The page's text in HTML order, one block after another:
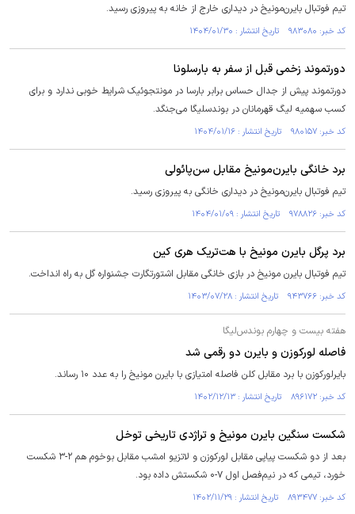
تیم فوتبال بایرن‌مونیخ در دیداری خارج از خانه به پیروزی رسید.
کد خبر: ۹۸۳۰۸۰ تاریخ انتشار : ۱۴۰۴/۰۱/۳۰
دورتموند زخمی قبل از سفر به بارسلونا
دورتموند پیش از جدال حساس برابر بارسا در مونتجوئیک شرایط خوبی ندارد و برای
کسب سهمیه لیگ قهرمانان در بوندسلیگا می‌جنگد.
کد خبر: ۹۸۰۱۵۷ تاریخ انتشار : ۱۴۰۴/۰۱/۱۶
برد خانگی بایرن‌مونیخ مقابل سن‌پائولی
تیم فوتبال بایرن‌مونیخ در دیداری خانگی به پیروزی رسید.
کد خبر: ۹۷۸۸۲۶ تاریخ انتشار : ۱۴۰۴/۰۱/۰۹
برد پرگل بایرن مونیخ با هت‌تریک هری کین
تیم فوتبال بایرن مونیخ در بازی خانگی مقابل اشتورتگارت جشنواره گل به راه انداخت.
کد خبر: ۹۴۳۷۶۶ تاریخ انتشار : ۱۴۰۳/۰۷/۲۸
هفته بیست و چهارم بوندس‌لیگا
فاصله لورکوزن و بایرن دو رقمی شد
بایرلورکوزن با برد مقابل کلن فاصله امتیازی با بایرن مونیخ را به عدد ۱۰ رساند.
کد خبر: ۸۹۶۱۷۲ تاریخ انتشار : ۱۴۰۲/۱۲/۱۳
شکست سنگین بایرن مونیخ و تراژدی تاریخی توخل
بعد از دو شکست پیاپی مقابل لورکوزن و لاتزیو امشب مقابل بوخوم هم ‏‌‏۳-۲ شکست
خورد، تیمی که در نیم‌فصل اول ۷-۰ شکستش داده بود.
کد خبر: ۸۹۳۴۷۷ تاریخ انتشار : ۱۴۰۲/۱۱/۲۹